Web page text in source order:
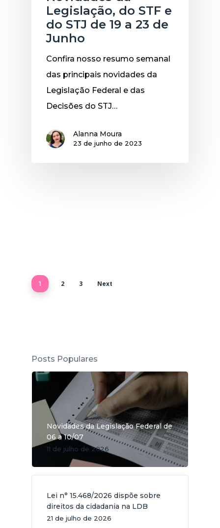
Legislação, do STF e
do STJ de 19 a 23 de
Junho
Confira nosso resumo semanal
das principais novidades da
Legislação Federal e das
Decisões do STJ…
Alanna Moura
23 de junho de 2023
1 2 3 Next
Posts Populares
Novidades da Legislação Federal de
06 a 10/07
11 de julho de 2026
Lei n° 15.468/2026 dispõe sobre
direitos da cidadania na LDB
21 de julho de 2026